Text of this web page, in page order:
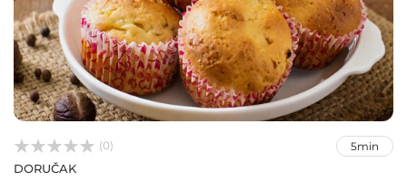


 (0) 5min
DORUČAK